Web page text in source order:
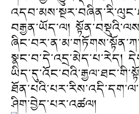
བརྒྱན་ཡོད་ལ།
སྣང་བ་དེ་འདྲ་མེད་པ་རེད།
ཤིག་བྱེད་པར་འཚལ།